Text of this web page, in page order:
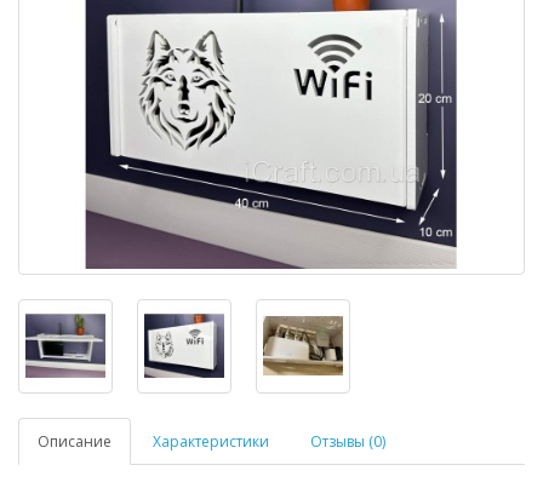
Описание Характеристики Отзывы (0)